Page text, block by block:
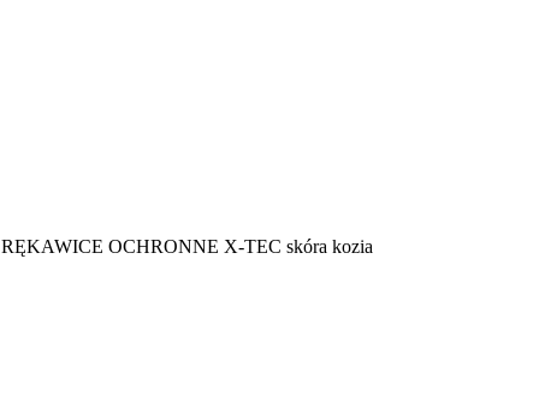
RĘKAWICE OCHRONNE X-TEC skóra kozia